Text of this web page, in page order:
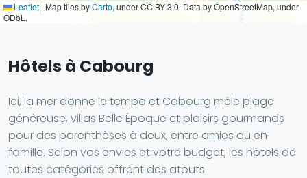
Leaflet | Map tiles byCarto, under CC BY 3.0. Data by OpenStreetMap, under
ODbL.
Hôtels à Cabourg
Ici, la mer donne le tempo et Cabourg mêle plage
généreuse, villas Belle Époque et plaisirs gourmands
pour des parenthèses à deux, entre amies ou en
famille. Selon vos envies et votre budget, les hôtels de
toutes catégories offrent des atouts